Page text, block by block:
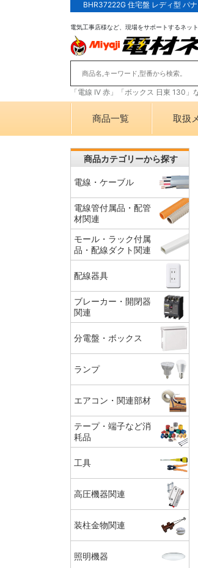
BHR37222G 住宅盤 レディ型 パ
電気工事店様など、現場をサポートするネッ
「電線 IV 赤」「ボックス 日東 130」
商品一覧 取扱
商品カテゴリーから探す
電線・ケーブル
電線管付属品・配管
材関連
モール・ラック付属
品・配線ダクト関連
配線器具
ブレーカー・開閉器
関連
分電盤・ボックス
ランプ
エアコン・関連部材
テープ・端子など消
耗品
工具
高圧機器関連
装柱金物関連
照明機器